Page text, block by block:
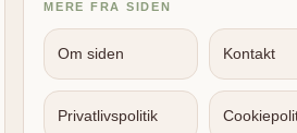
MERE FRA SIDEN
Om siden Kontakt
Privatlivspolitik